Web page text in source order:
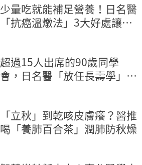
少量吃就能補足營養！日名醫
「抗癌溫燉法」3大好處讓癌
超過15人出席的90歲同學
會，日名醫「放任長壽學」3
「立秋」到乾咳皮膚癢？醫推
喝「養肺百合茶」潤肺防秋燥